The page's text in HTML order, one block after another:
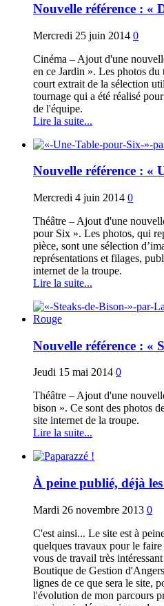
Nouvelle référence : «
Mercredi 25 juin 2014 0
Cinéma – Ajout d'une
en ce Jardin ». Les photos du
court extrait de la sélection
tournage qui a été réalisé
de l'équipe.
Lire la suite...
Nouvelle référence : «
Mercredi 4 juin 2014 0
Théâtre – Ajout d'une
pour Six ». Les photos, qui
pièce, sont une sélection
représentations et filages,
internet de la troupe.
Lire la suite...
Nouvelle référence : «
Jeudi 15 mai 2014 0
Théâtre – Ajout d'une
bison ». Ce sont des photos
site internet de la troupe.
Lire la suite...
À peine publié, déjà
Mardi 26 novembre 2013 0
C'est ainsi... Le site est à
quelques travaux pour le
vous de travail très
Boutique de Gestion
lignes de ce que sera le site,
l'évolution de mon parcours